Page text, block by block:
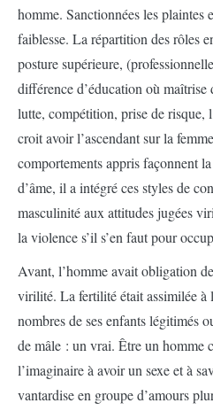
homme. Sanctionnées les plaintes
faiblesse. La répartition des rôles
posture supérieure,
différence d’éducation où
lutte, compétition, prise de risque,
croit avoir l’ascendant sur la
comportements appris façonnent
d’âme, il a intégré ces styles de
masculinité aux attitudes jugées
la violence s’il s’en faut pour
Avant, l’homme avait obligation
virilité. La fertilité était assimilée à
nombres de ses enfants légitimés
de mâle : un vrai. Être un homme
l’imaginaire à avoir un sexe et à
vantardise en groupe d’amours